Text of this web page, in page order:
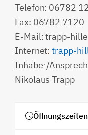
Telefon: 06782
Fax: 06782 7120
E-Mail: trapp-
Internet: trapp-
Inhaber/
Nikolaus Trapp
Öffnungszeiten